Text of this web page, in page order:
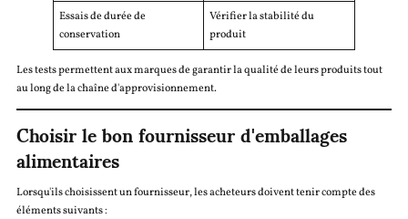
Essais de durée de
conservation
Vérifier la stabilité du
produit
Les tests permettent aux marques de garantir la qualité de leurs produits tout
au long de la chaîne d'approvisionnement.
Choisir le bon fournisseur d'emballages
alimentaires
Lorsqu'ils choisissent un fournisseur, les acheteurs doivent tenir compte des
éléments suivants :